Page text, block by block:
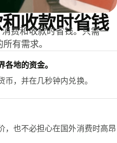
收款时省钱
费和收款时省钱。只需一
有需求。
各地的资金。
，并在几秒钟内兑换。
，也不必担心在国外消费时高昂